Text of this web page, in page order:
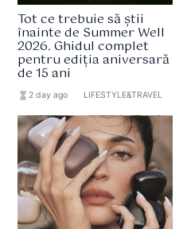
Tot ce trebuie să știi
înainte de Summer Well
2026. Ghidul complet
pentru ediția aniversară
de 15 ani
hourglass_full 2 day ago LIFESTYLE&TRAVEL